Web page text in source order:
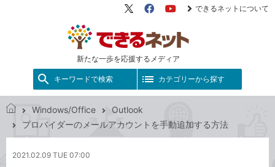
新たな一歩を応援するメディア
X（旧
FacebookYouTube
できるネットについて
キーワードで検索 カテゴリーから探す
き
ネ
Windows/Office
Outlook
プロバイダーのメールアカウントを手動追加する方法
2021.02.09 TUE 07:00